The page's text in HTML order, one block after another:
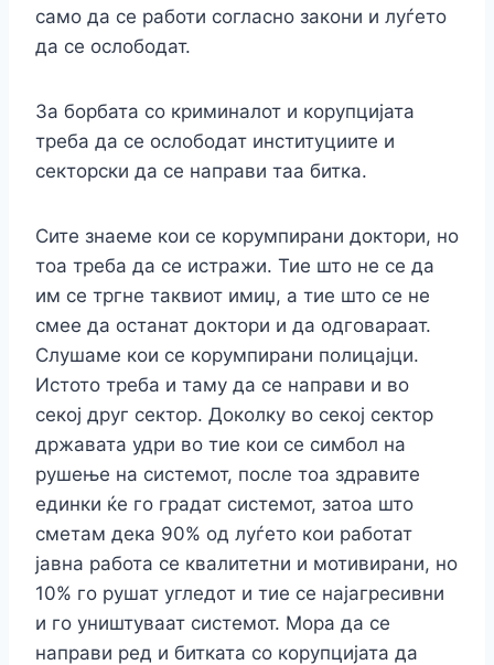
само да се работи согласно закони и луѓето
да се ослободат.
За борбата со криминалот и корупцијата
треба да се ослободат институциите и
секторски да се направи таа битка.
Сите знаеме кои се корумпирани доктори, но
тоа треба да се истражи. Тие што не се да
им се тргне таквиот имиџ, а тие што се не
смее да останат доктори и да одговараат.
Слушаме кои се корумпирани полицајци.
Истото треба и таму да се направи и во
секој друг сектор. Доколку во секој сектор
државата удри во тие кои се симбол на
рушење на системот, после тоа здравите
единки ќе го градат системот, затоа што
сметам дека 90% од луѓето кои работат
јавна работа се квалитетни и мотивирани, но
10% го рушат угледот и тие се најагресивни
и го уништуваат системот. Мора да се
направи ред и битката со корупцијата да